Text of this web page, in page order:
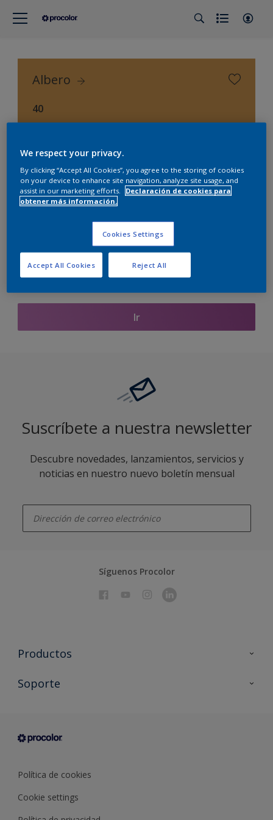
Albero
40
Procolor Selección (Procolor Interior)
Encontrar productos de este color
Ir
Suscríbete a nuestra newsletter
Descubre novedades, lanzamientos, servicios y
noticias en nuestro nuevo boletín mensual
Síguenos Procolor
Productos
Todos los productos
Condiciones generales de venta
Soporte
Sobre Procolor
Política de cookies
Cookie settings
We respect your privacy.
By clicking “Accept All Cookies”, you agree to the storing of cookies
on your device to enhance site navigation, analyze site usage, and
assist in our marketing efforts.
Declaración de cookies para
obtener más información.
Cookies Settings
Reject All
Accept All Cookies